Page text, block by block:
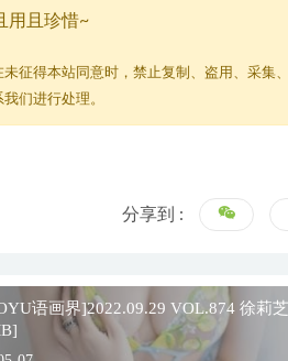
用且珍惜~
征得本站同意时，禁止复制、盗用、采集
们进行处理。
分享到 :
语画界]2022.09.29 VOL.874 徐莉